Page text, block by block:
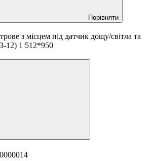
Порівняти
з місцем під датчик дощу/світла та
12) 1 512*950